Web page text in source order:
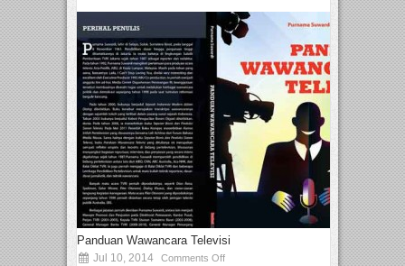
Panduan Wawancara Televisi
Jul 10, 2014 Comments Off